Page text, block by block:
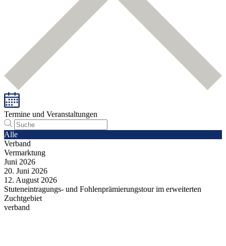
Termine und Veranstaltungen
Alle
Verband
Vermarktung
Juni 2026
20. Juni 2026
12. August 2026
Stuteneintragungs- und Fohlenprämierungstour im erweiterten
Zuchtgebiet
verband